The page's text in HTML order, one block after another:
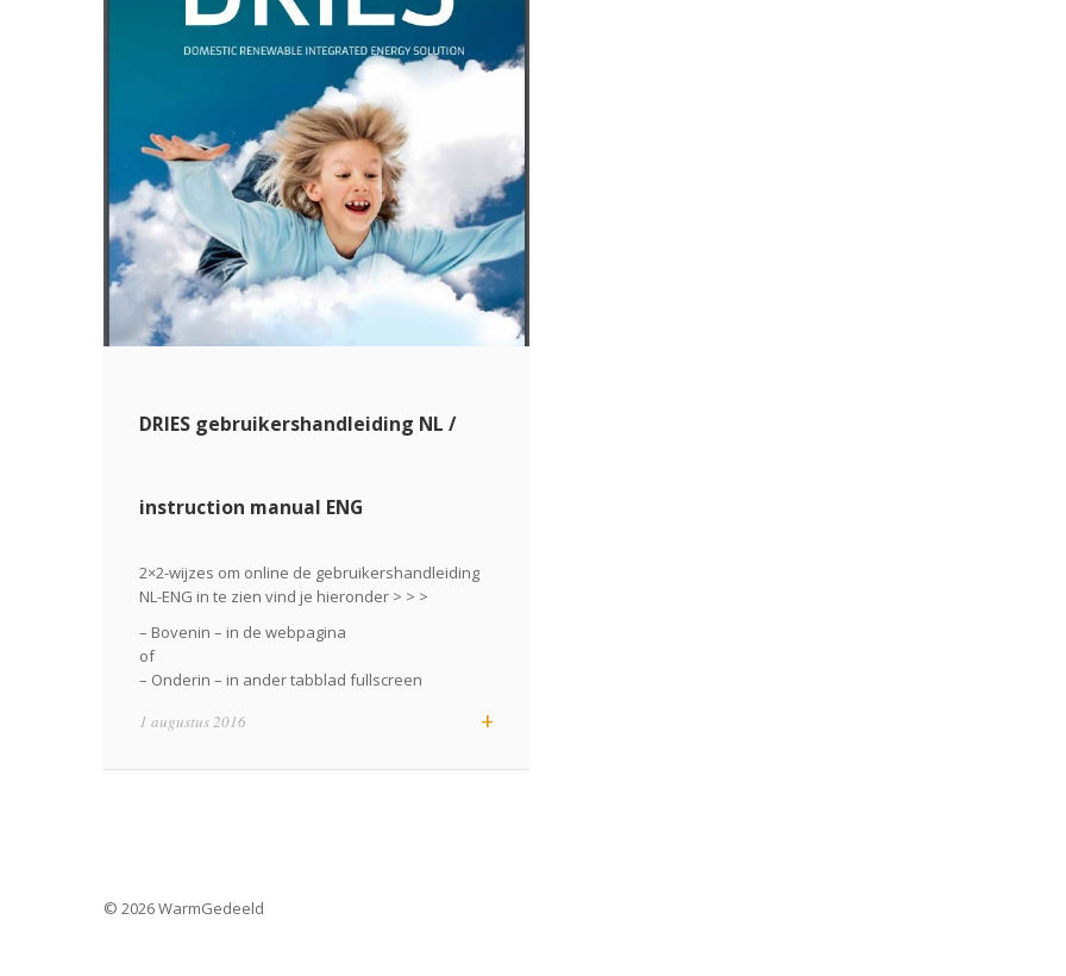
DRIES gebruikershandleiding NL /
instruction manual ENG
2×2-wijzes om online de gebruikershandleiding
NL-ENG in te zien vind je hieronder > > >
– Bovenin – in de webpagina
of
– Onderin – in ander tabblad fullscreen
+
1 augustus 2016
© 2026 WarmGedeeld
visie op duurzaam